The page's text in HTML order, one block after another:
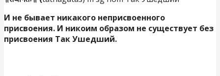
И не бывает никакого неприсвоенного
присвоения. И никоим образом не существует без
присвоения Так Ушедший.